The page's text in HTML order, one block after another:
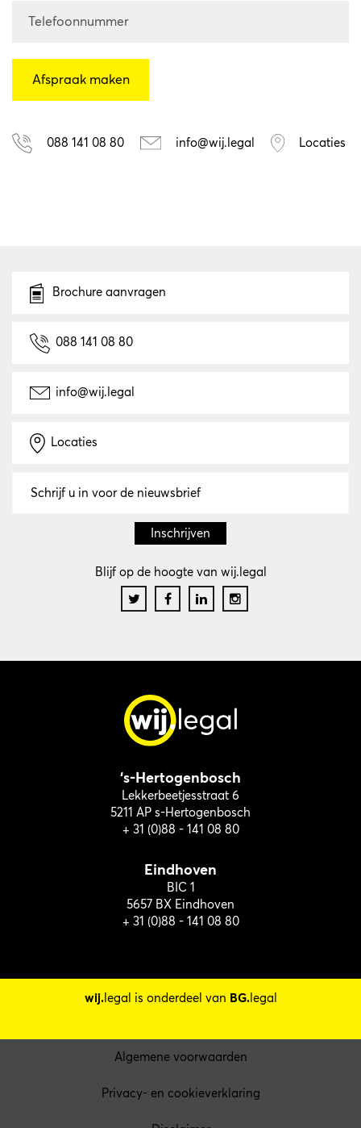
088 141 08 80 info@wij.legal Locaties
Brochure aanvragen
088 141 08 80
info@wij.legal
Locaties
Blijf op de hoogte van wij.legal
‘s-Hertogenbosch
Lekkerbeetjesstraat 6
5211 AP s-Hertogenbosch
+ 31 (0)88 - 141 08 80
Eindhoven
BIC 1
5657 BX Eindhoven
+ 31 (0)88 - 141 08 80
wij.legal is onderdeel van BG.legal
Algemene voorwaarden
Privacy- en cookieverklaring